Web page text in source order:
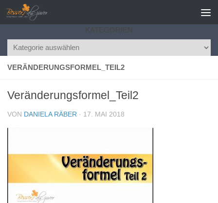
Zum Inhalt springen
KATEGORIEN
Kategorien
VERÄNDERUNGSFORMEL_TEIL2
Veränderungsformel_Teil2
VON DANIELA RÄBER · 17. MAI 2018